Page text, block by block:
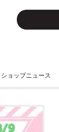
ショップニュース